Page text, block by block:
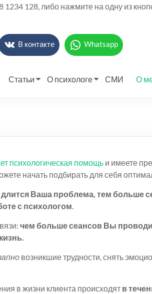
1234 128, либо нажмите на одну из
В контакте Whatsapp
Статьи О психологе СМИ О
психологическая помощь и имеете
начать подбирать для себя
Ваша проблема, тем больше
с психологом.
чем больше сеансов Вы
возникшие трудности, снять
в жизни клиента происходят в